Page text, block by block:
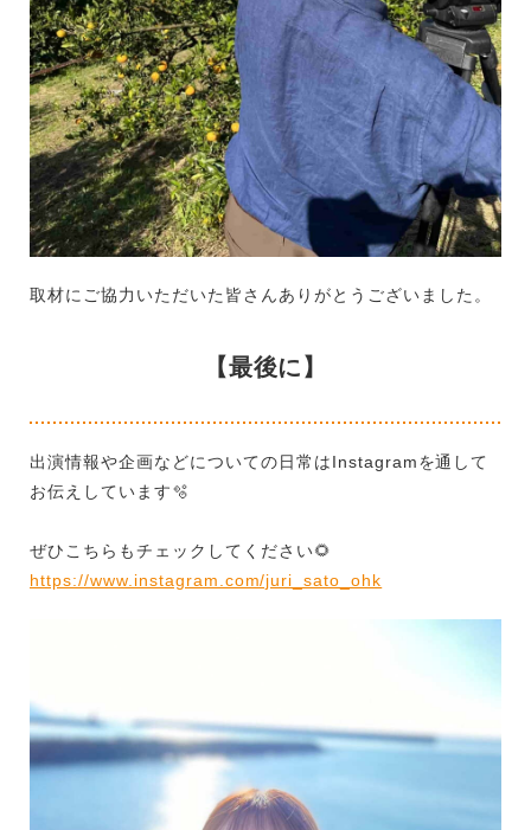
取材にご協力いただいた皆さんありがとうございました。
【最後に】
出演情報や企画などについての日常はInstagramを通して
お伝えしています🫧
ぜひこちらもチェックしてください🌻
https://www.instagram.com/juri_sato_ohk